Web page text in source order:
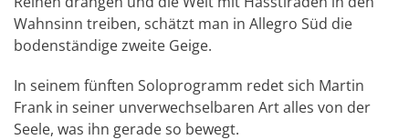
Wahnsinn treiben, schätzt man in Allegro Süd die
bodenständige zweite Geige.
In seinem fünften Soloprogramm redet sich Martin
Frank in seiner unverwechselbaren Art alles von der
Seele, was ihn gerade so bewegt.